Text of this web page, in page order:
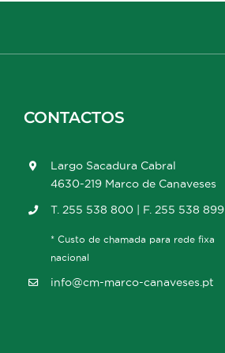
CONTACTOS
Largo Sacadura Cabral
4630-219 Marco de Canaveses
T. 255 538 800 | F. 255 538 899
* Custo de chamada para rede fixa
nacional
info@cm-marco-canaveses.pt